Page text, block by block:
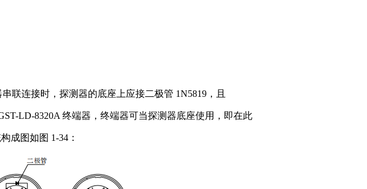
联连接时，探测器的底座上应接二极管 1N5819，且
LD-8320A 终端器，终端器可当探测器底座使用，即在此
成图如图 1-34：